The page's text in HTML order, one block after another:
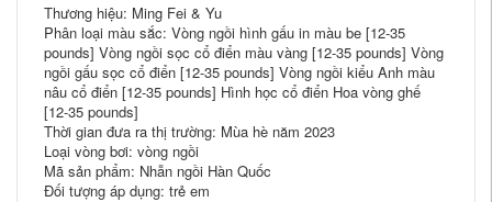
Thương hiệu: Ming Fei & Yu
Phân loại màu sắc: Vòng ngồi hình gấu in màu be [12-35
pounds] Vòng ngồi sọc cổ điển màu vàng [12-35 pounds] Vòng
ngồi gấu sọc cổ điển [12-35 pounds] Vòng ngồi kiểu Anh màu
nâu cổ điển [12-35 pounds] Hình học cổ điển Hoa vòng ghế
[12-35 pounds]
Thời gian đưa ra thị trường: Mùa hè năm 2023
Loại vòng bơi: vòng ngồi
Mã sản phẩm: Nhẫn ngồi Hàn Quốc
Đối tượng áp dụng: trẻ em